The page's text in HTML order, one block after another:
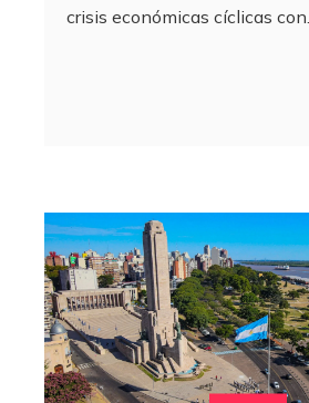
crisis económicas cíclicas con…